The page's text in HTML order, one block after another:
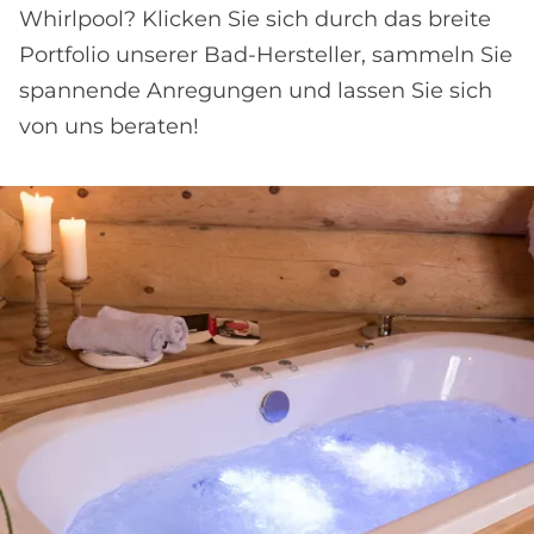
Whirlpool? Klicken Sie sich durch das breite
Portfolio unserer Bad-Hersteller, sammeln Sie
spannende Anregungen und lassen Sie sich
von uns beraten!